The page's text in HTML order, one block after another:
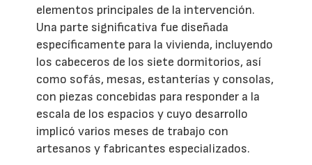
elementos principales de la intervención.
Una parte significativa fue diseñada
específicamente para la vivienda, incluyendo
los cabeceros de los siete dormitorios, así
como sofás, mesas, estanterías y consolas,
con piezas concebidas para responder a la
escala de los espacios y cuyo desarrollo
implicó varios meses de trabajo con
artesanos y fabricantes especializados.